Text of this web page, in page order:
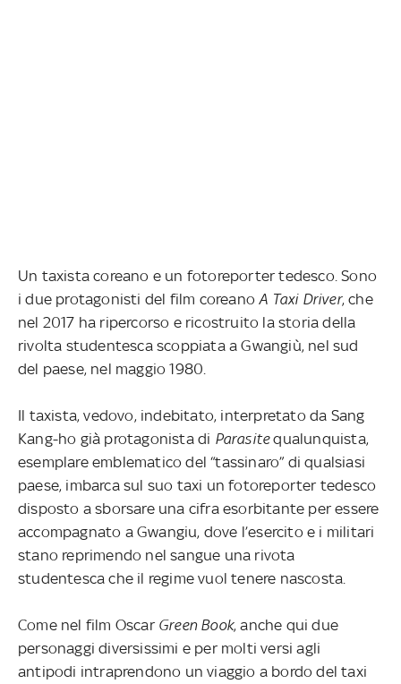
Un taxista coreano e un fotoreporter tedesco.Sono
i due protagonisti del film coreanoA Taxi Driver, che
nel 2017 ha ripercorso e ricostruito la storia della
rivolta studentesca scoppiata a Gwangiù, nel sud
del paese, nel maggio 1980.
Il taxista, vedovo, indebitato, interpretato da Sang
Kang-ho già protagonista di Parasitequalunquista,
esemplare emblematico del “tassinaro” di qualsiasi
paese, imbarca sul suo taxi un fotoreporter tedesco
disposto a sborsare una cifra esorbitante per essere
accompagnato a Gwangiu, dove l’esercito e i militari
stano reprimendo nel sangue una rivota
studentesca che il regime vuol tenere nascosta.
Come nel film Oscar Green Book, anche qui due
personaggidiversissimi e per molti versi agli
antipodi intraprendono un viaggio a bordo del taxi